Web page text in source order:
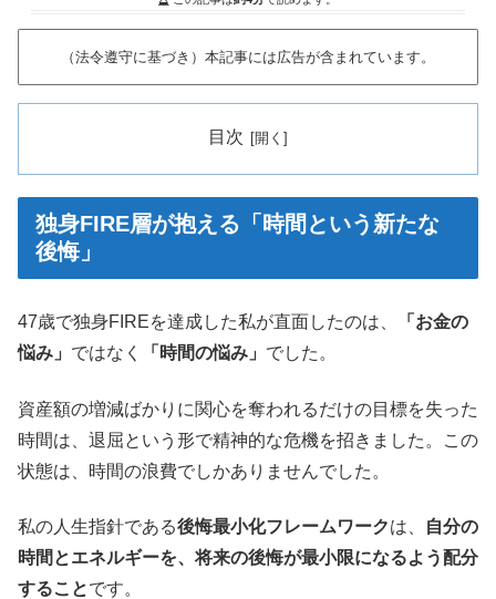
（法令遵守に基づき）本記事には広告が含まれています。
目次
独身FIRE層が抱える「時間という新たな
後悔」
47歳で独身FIREを達成した私が直面したのは、
「お金の
悩み」 ではなく 「時間の悩み」 でした。
資産額の増減ばかりに関心を奪われるだけの目標を失った
時間は、退屈という形で精神的な危機を招きました。この
状態は、時間の浪費でしかありませんでした。
私の人生指針である後悔最小化フレームワークは、
自分の
時間とエネルギーを、将来の後悔が最小限になるよう配分
することです。